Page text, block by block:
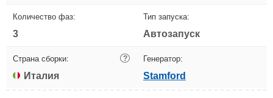
Количество фаз:
3
Тип запуска:
Автозапуск
Страна сборки: ?
Италия
Генератор:
Stamford